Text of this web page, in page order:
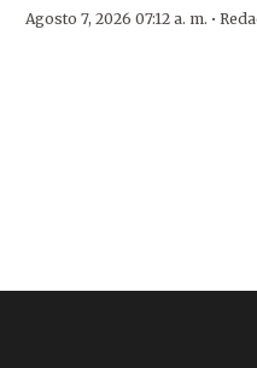
Agosto 7, 2026 07:12 a. m. ·